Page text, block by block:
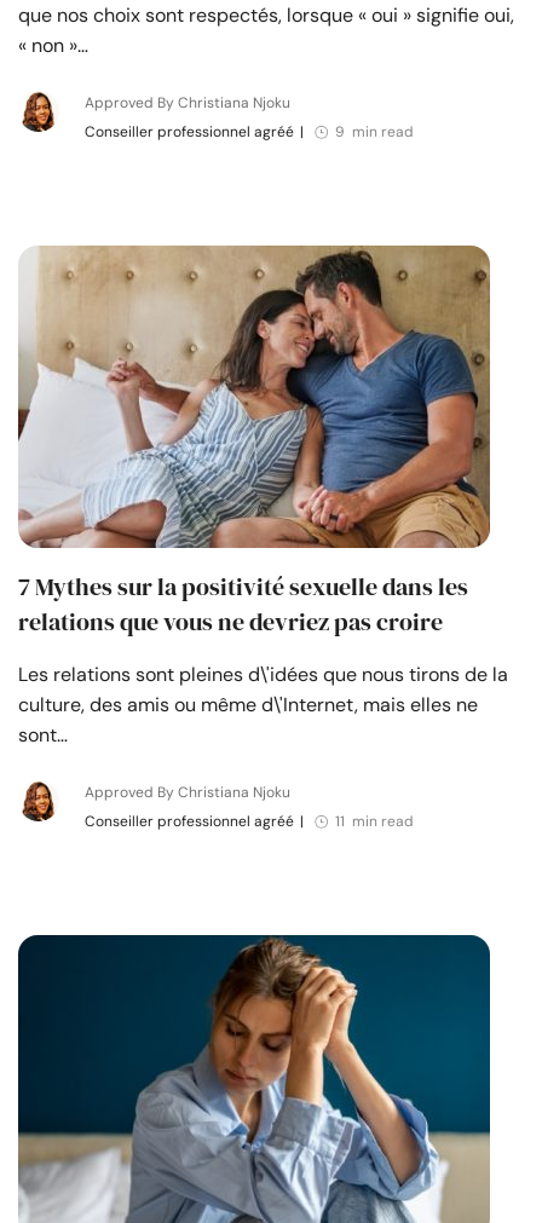
que nos choix sont respectés, lorsque « oui » signifie oui,
« non »…
Approved By Christiana Njoku
Conseiller professionnel agréé | 9 min read
7 Mythes sur la positivité sexuelle dans les
relations que vous ne devriez pas croire
Les relations sont pleines d\'idées que nous tirons de la
culture, des amis ou même d\'Internet, mais elles ne
sont…
Approved By Christiana Njoku
Conseiller professionnel agréé | 11 min read